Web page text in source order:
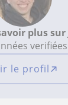
plus sur
verifiées
le profil